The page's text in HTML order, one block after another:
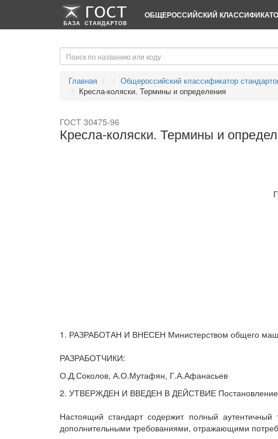
ОБЩЕРОССИЙСКИЙ
Главная Общероссийский классификатор
Кресла-коляски. Термины и определения
ГОСТ 30475-96
Кресла-коляски. Термины и
1. РАЗРАБОТАН И ВНЕСЕН Министерством общего
РАЗРАБОТЧИКИ:
О.Д.Соколов, А.О.Мутафян, Г.А.Афанасьев
2. УТВЕРЖДЕН И ВВЕДЕН В ДЕЙСТВИЕ Постановлением
Настоящий стандарт содержит полный
дополнительными требованиями, отражающими